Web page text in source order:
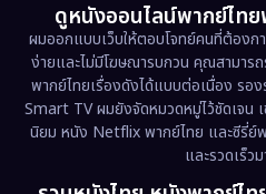
Emotional
Epic มหากาพย์
Erotic
ดูหนังออนไลน์พากย์ไท
ผมออกแบบเว็บให้ตอบโจทย์คนที่ต้องก
ง่ายและไม่มีโฆษณารบกวน คุณสามาร
พากย์ไทยเรื่องดังได้แบบต่อเนื่อง รอ
Smart TV ผมยังจัดหมวดหมู่ไว้ชัดเจน
นิยม หนัง Netflix พากย์ไทย และซีรี่ย์
และรวดเร็ว